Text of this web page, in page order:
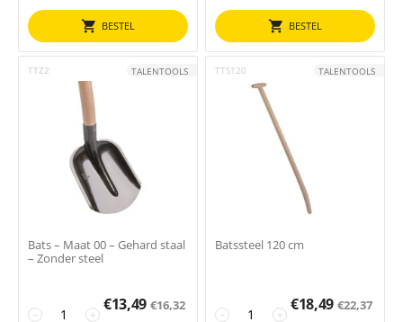
BESTEL BESTEL
TTZ2 TALENTOOLS
Bats – Maat 00 – Gehard staal
– Zonder steel
+
−
€13,49 €16,32
TTS120 TALENTOOLS
Batssteel 120 cm
+
−
€18,49 €22,37